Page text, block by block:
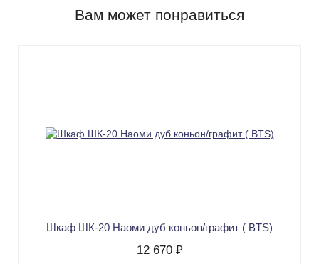
Вам может понравиться
Шкаф ШК-20 Наоми дуб коньон/графит ( BTS)
12 670 ₽